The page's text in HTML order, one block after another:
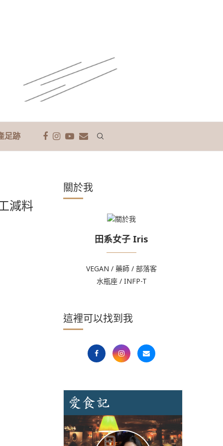
足跡
減料
關於我
田系女子 Iris
VEGAN / 藥師 / 部落客
水瓶座 / INFP-T
這裡可以找到我